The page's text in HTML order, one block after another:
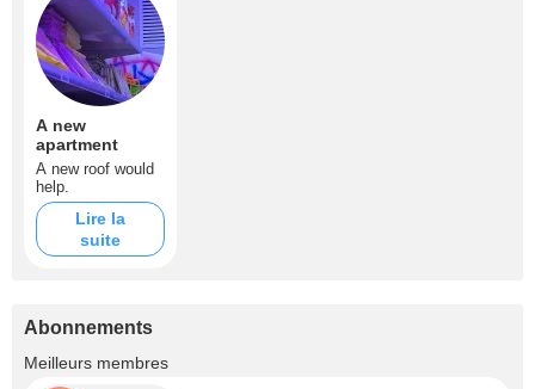
A new
apartment
A new roof would
help.
Lire la
suite
Abonnements
Meilleurs membres